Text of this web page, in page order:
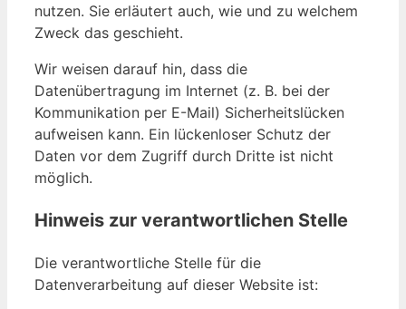
nutzen. Sie erläutert auch, wie und zu welchem
Zweck das geschieht.
Wir weisen darauf hin, dass die
Datenübertragung im Internet (z. B. bei der
Kommunikation per E-Mail) Sicherheitslücken
aufweisen kann. Ein lückenloser Schutz der
Daten vor dem Zugriff durch Dritte ist nicht
möglich.
Hinweis zur verantwortlichen Stelle
Die verantwortliche Stelle für die
Datenverarbeitung auf dieser Website ist: